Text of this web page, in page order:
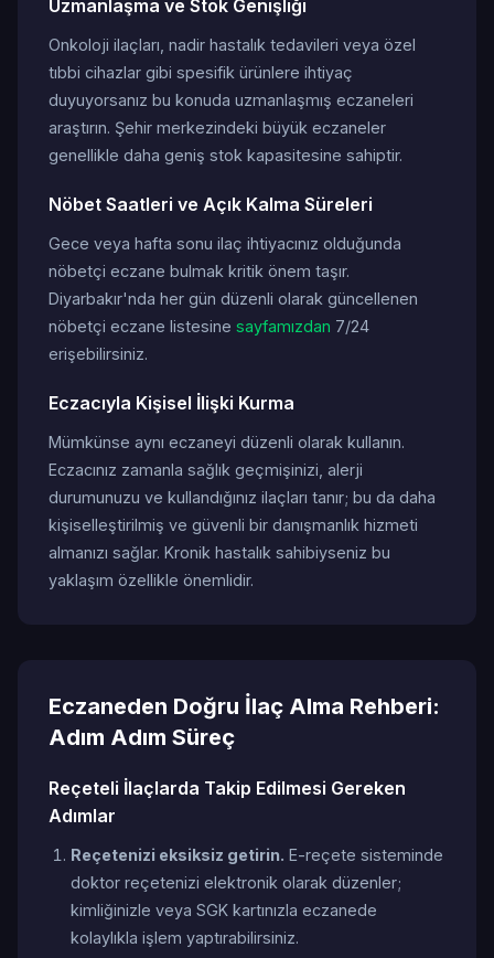
Uzmanlaşma ve Stok Genişliği
Onkoloji ilaçları, nadir hastalık tedavileri veya özel
tıbbi cihazlar gibi spesifik ürünlere ihtiyaç
duyuyorsanız bu konuda uzmanlaşmış eczaneleri
araştırın. Şehir merkezindeki büyük eczaneler
genellikle daha geniş stok kapasitesine sahiptir.
Nöbet Saatleri ve Açık Kalma Süreleri
Gece veya hafta sonu ilaç ihtiyacınız olduğunda
nöbetçi eczane bulmak kritik önem taşır.
Diyarbakır'nda her gün düzenli olarak güncellenen
nöbetçi eczane listesine sayfamızdan 7/24
erişebilirsiniz.
Eczacıyla Kişisel İlişki Kurma
Mümkünse aynı eczaneyi düzenli olarak kullanın.
Eczacınız zamanla sağlık geçmişinizi, alerji
durumunuzu ve kullandığınız ilaçları tanır; bu da daha
kişiselleştirilmiş ve güvenli bir danışmanlık hizmeti
almanızı sağlar. Kronik hastalık sahibiyseniz bu
yaklaşım özellikle önemlidir.
Eczaneden Doğru İlaç Alma Rehberi:
Adım Adım Süreç
Reçeteli İlaçlarda Takip Edilmesi Gereken
Adımlar
Reçetenizi eksiksiz getirin. E-reçete sisteminde
doktor reçetenizi elektronik olarak düzenler;
kimliğinizle veya SGK kartınızla eczanede
kolaylıkla işlem yaptırabilirsiniz.